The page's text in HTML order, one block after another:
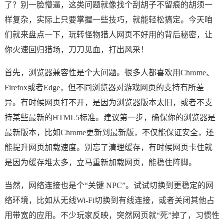
了？别一脸懵逼，这类问题就像找个刮胡子不留痕的胡须一
样复杂，实际上只要掌握一些技巧，就能轻松搞定。今天咱
们就来盘点一下，玩转怪物猎人网页不好用的背后秘密，让
你火速回归猎场，刀刀见血，打出风采！
首先，浏览器兼容性是个大问题。很多人都喜欢用Chrome、
Firefox或者Edge，但不同浏览器对游戏网页的支持有所差
异。有时候网页打不开，是因为浏览器版本太旧，或者不支
持某些最新的HTML5标准。建议第一步，确保你的浏览器是
最新版本，比如Chrome更新到最新版，不仅能保证安全，还
能提升网页加载速度。别忘了清理缓存，有时候网页卡住就
是因为缓存堆太多，立马重新加载网页，能稳住阵脚。
当然，网络连接也是个“关键 NPC”。试试切换到更稳定的网
络环境，比如从无线Wi-Fi切换到有线连接，或者关闭其他占
用带宽的应用。不少玩家反映，突然网页就“死”掉了，习惯性